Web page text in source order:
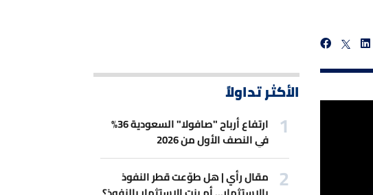
الأكثر تداولاً
ارتفاع أرباح "صافولا" السعودية 36%
في النصف الأول من 2026
مقال رأي | هل طوّعت قطر النفوذ